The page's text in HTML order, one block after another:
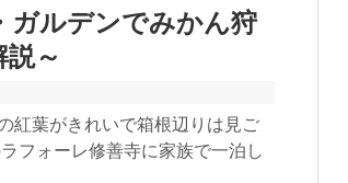
ガルデンでみかん狩
～
紅葉がきれいで箱根辺りは見ご
フォーレ修善寺に家族で一泊し